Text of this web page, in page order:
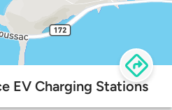
EV Charging Stations